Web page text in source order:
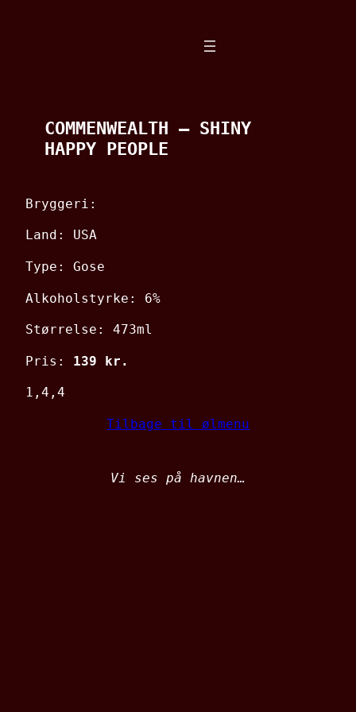
COMMENWEALTH – SHINY
HAPPY PEOPLE
Bryggeri:
Land: USA
Type: Gose
Alkoholstyrke: 6%
Størrelse: 473ml
Pris: 139 kr.
1,4,4
Tilbage til ølmenu
Vi ses på havnen…